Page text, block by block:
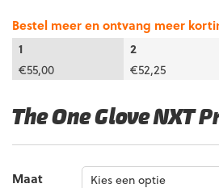
The One Glove NXT
Bestel meer en ontvang meer
1
2
€55,00 €52,25
Maat